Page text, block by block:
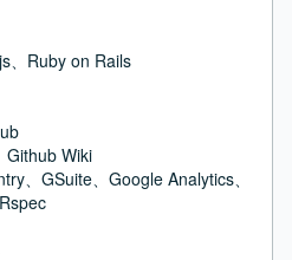
、Ruby on Rails
Github Wiki
、GSuite、Google Analytics、